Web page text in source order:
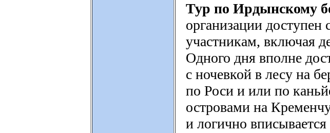
Тур по Ирдынскому
организации
участникам, включая
Одного дня вполне
с ночевкой в лесу на
по Роси и или по
островами на
и логично